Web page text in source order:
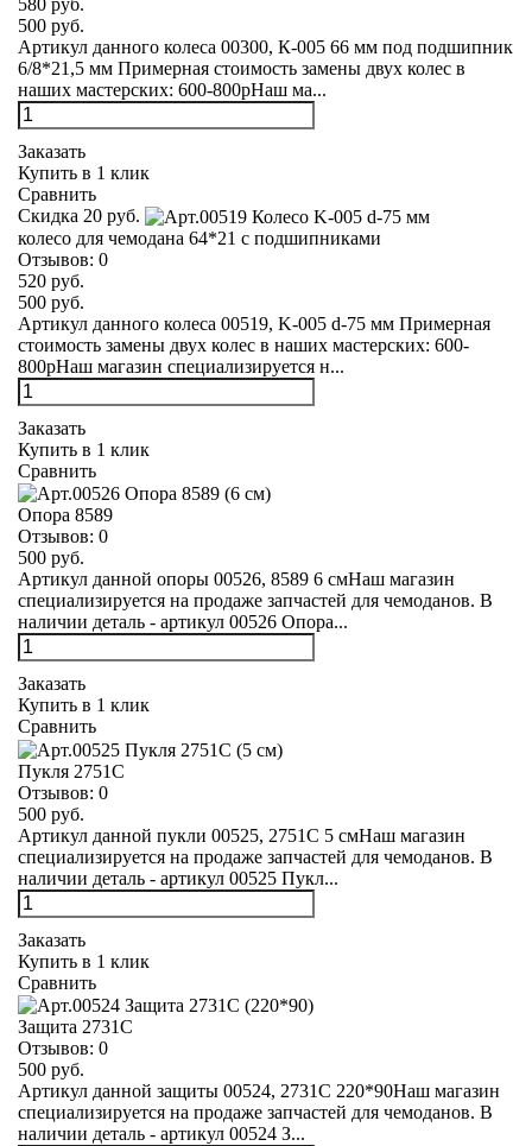
500 руб.
Артикул данного колеса 00300, К-005 66 мм под подшипник
6/8*21,5 мм Примерная стоимость замены двух колес в
наших мастерских: 600-800рНаш ма...
Заказать
Купить в 1 клик
Сравнить
Скидка 20 руб.
колесо для чемодана 64*21 с подшипниками
Отзывов: 0
520 руб.
500 руб.
Артикул данного колеса 00519, K-005 d-75 мм Примерная
стоимость замены двух колес в наших мастерских: 600-
800рНаш магазин специализируется н...
Заказать
Купить в 1 клик
Сравнить
Опора 8589
Отзывов: 0
500 руб.
Артикул данной опоры 00526, 8589 6 смНаш магазин
специализируется на продаже запчастей для чемоданов. В
наличии деталь - артикул 00526 Опора...
Заказать
Купить в 1 клик
Сравнить
Пукля 2751С
Отзывов: 0
500 руб.
Артикул данной пукли 00525, 2751С 5 смНаш магазин
специализируется на продаже запчастей для чемоданов. В
наличии деталь - артикул 00525 Пукл...
Заказать
Купить в 1 клик
Сравнить
Защита 2731С
Отзывов: 0
500 руб.
Артикул данной защиты 00524, 2731С 220*90Наш магазин
специализируется на продаже запчастей для чемоданов. В
наличии деталь - артикул 00524 З...